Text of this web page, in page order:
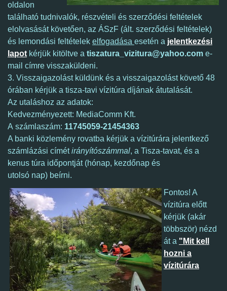
oldalon
található tudnivalók, részvételi és szerződési feltételek
elolvasását követően, az ÁSzF (ált. szerződési feltételek)
és lemondási feltételek elfogadása esetén a jelentkezési
lapot kérjük kitöltve a tiszatura_vizitura@yahoo.com e-
mail címre visszaküldeni.
3. Visszaigazolást küldünk és a visszaigazolást követő 48
órában kérjük a tisza-tavi vízitúra díjának átutalását.
Az utaláshoz az adatok:
Kedvezményezett: MediaComm Kft.
A számlaszám: 11745059-21454363
A banki közlemény rovatba kérjük a vízitúrára jelentkező
számlázási címétirányítószámmal, a Tisza-tavat, és a
kenus túra időpontját (hónap, kezdőnap és
utolsó nap) beírni.
Fontos! A
vízitúra előtt
kérjük (akár
többször) nézd
át a "Mit kell
hozni a
vízitúrára